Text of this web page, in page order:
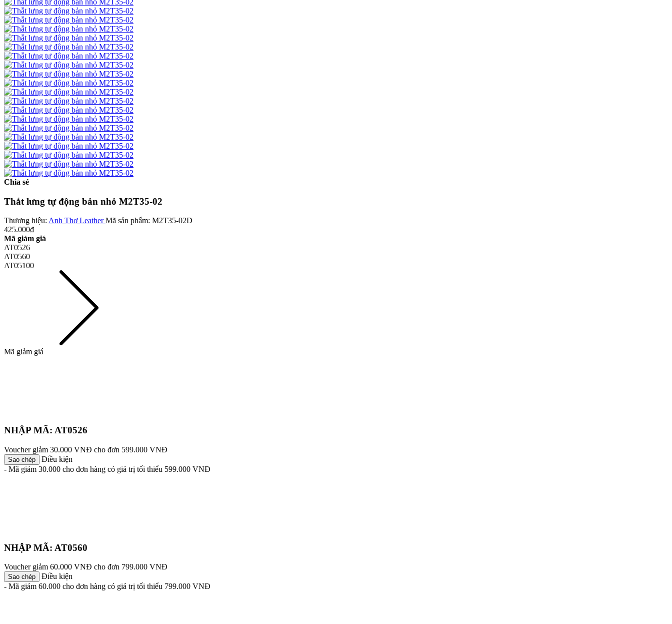
Chia sẻ
Thắt lưng tự động bản nhỏ M2T35-02
Thương hiệu: Anh Thơ LeatherMã sản phẩm: M2T35-02D
425.000₫
Mã giảm giá
AT0526
AT0560
AT05100
Mã giảm giá
NHẬP MÃ: AT0526
Voucher giảm 30.000 VNĐ cho đơn 599.000 VNĐ
Sao chép
Điều kiện
- Mã giảm 30.000 cho đơn hàng có giá trị tối thiểu 599.000 VNĐ
NHẬP MÃ: AT0560
Voucher giảm 60.000 VNĐ cho đơn 799.000 VNĐ
Sao chép
Điều kiện
- Mã giảm 60.000 cho đơn hàng có giá trị tối thiểu 799.000 VNĐ